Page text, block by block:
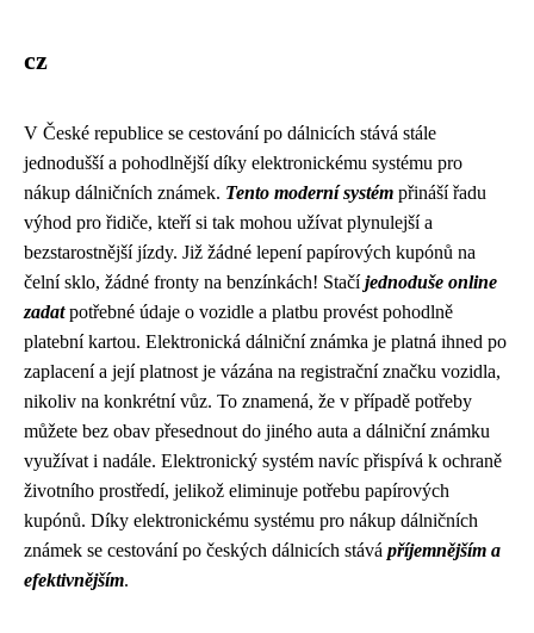
cz
V České republice se cestování po dálnicích stává stále
jednodušší a pohodlnější díky elektronickému systému pro
nákup dálničních známek. Tento moderní systém přináší řadu
výhod pro řidiče, kteří si tak mohou užívat plynulejší a
bezstarostnější jízdy. Již žádné lepení papírových kupónů na
čelní sklo, žádné fronty na benzínkách! Stačíjednoduše online
zadatpotřebné údaje o vozidle a platbu provést pohodlně
platební kartou. Elektronická dálniční známka je platná ihned po
zaplacení a její platnost je vázána na registrační značku vozidla,
nikoliv na konkrétní vůz. To znamená, že v případě potřeby
můžete bez obav přesednout do jiného auta a dálniční známku
využívat i nadále. Elektronický systém navíc přispívá k ochraně
životního prostředí, jelikož eliminuje potřebu papírových
kupónů. Díky elektronickému systému pro nákup dálničních
známek se cestování po českých dálnicích stává příjemnějším a
efektivnějším.